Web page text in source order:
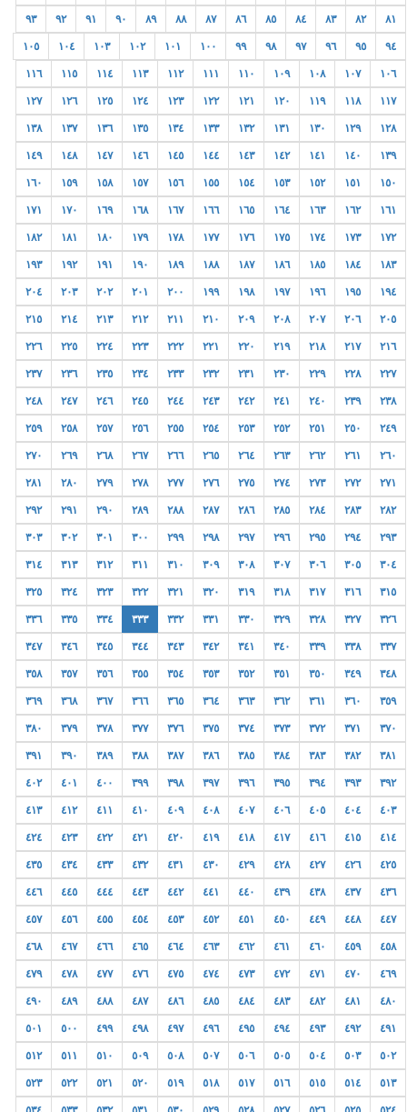
٨١ ٨٢ ٨٣ ٨٤ ٨٥ ٨٦ ٨٧ ٨٨ ٨٩ ٩٠ ٩١ ٩٢ ٩٣
٩٤ ٩٥ ٩٦ ٩٧ ٩٨ ٩٩ ١٠٠ ١٠١ ١٠٢ ١٠٣ ١٠٤ ١٠٥
١٠٦ ١٠٧ ١٠٨ ١٠٩ ١١٠ ١١١ ١١٢ ١١٣ ١١٤ ١١٥ ١١٦
١١٧ ١١٨ ١١٩ ١٢٠ ١٢١ ١٢٢ ١٢٣ ١٢٤ ١٢٥ ١٢٦ ١٢٧
١٢٨ ١٢٩ ١٣٠ ١٣١ ١٣٢ ١٣٣ ١٣٤ ١٣٥ ١٣٦ ١٣٧ ١٣٨
١٣٩ ١٤٠ ١٤١ ١٤٢ ١٤٣ ١٤٤ ١٤٥ ١٤٦ ١٤٧ ١٤٨ ١٤٩
١٥٠ ١٥١ ١٥٢ ١٥٣ ١٥٤ ١٥٥ ١٥٦ ١٥٧ ١٥٨ ١٥٩ ١٦٠
١٦١ ١٦٢ ١٦٣ ١٦٤ ١٦٥ ١٦٦ ١٦٧ ١٦٨ ١٦٩ ١٧٠ ١٧١
١٧٢ ١٧٣ ١٧٤ ١٧٥ ١٧٦ ١٧٧ ١٧٨ ١٧٩ ١٨٠ ١٨١ ١٨٢
١٨٣ ١٨٤ ١٨٥ ١٨٦ ١٨٧ ١٨٨ ١٨٩ ١٩٠ ١٩١ ١٩٢ ١٩٣
١٩٤ ١٩٥ ١٩٦ ١٩٧ ١٩٨ ١٩٩ ٢٠٠ ٢٠١ ٢٠٢ ٢٠٣ ٢٠٤
٢٠٥ ٢٠٦ ٢٠٧ ٢٠٨ ٢٠٩ ٢١٠ ٢١١ ٢١٢ ٢١٣ ٢١٤ ٢١٥
٢١٦ ٢١٧ ٢١٨ ٢١٩ ٢٢٠ ٢٢١ ٢٢٢ ٢٢٣ ٢٢٤ ٢٢٥ ٢٢٦
٢٢٧ ٢٢٨ ٢٢٩ ٢٣٠ ٢٣١ ٢٣٢ ٢٣٣ ٢٣٤ ٢٣٥ ٢٣٦ ٢٣٧
٢٣٨ ٢٣٩ ٢٤٠ ٢٤١ ٢٤٢ ٢٤٣ ٢٤٤ ٢٤٥ ٢٤٦ ٢٤٧ ٢٤٨
٢٤٩ ٢٥٠ ٢٥١ ٢٥٢ ٢٥٣ ٢٥٤ ٢٥٥ ٢٥٦ ٢٥٧ ٢٥٨ ٢٥٩
٢٦٠ ٢٦١ ٢٦٢ ٢٦٣ ٢٦٤ ٢٦٥ ٢٦٦ ٢٦٧ ٢٦٨ ٢٦٩ ٢٧٠
٢٧١ ٢٧٢ ٢٧٣ ٢٧٤ ٢٧٥ ٢٧٦ ٢٧٧ ٢٧٨ ٢٧٩ ٢٨٠ ٢٨١
٢٨٢ ٢٨٣ ٢٨٤ ٢٨٥ ٢٨٦ ٢٨٧ ٢٨٨ ٢٨٩ ٢٩٠ ٢٩١ ٢٩٢
٢٩٣ ٢٩٤ ٢٩٥ ٢٩٦ ٢٩٧ ٢٩٨ ٢٩٩ ٣٠٠ ٣٠١ ٣٠٢ ٣٠٣
٣٠٤ ٣٠٥ ٣٠٦ ٣٠٧ ٣٠٨ ٣٠٩ ٣١٠ ٣١١ ٣١٢ ٣١٣ ٣١٤
٣١٥ ٣١٦ ٣١٧ ٣١٨ ٣١٩ ٣٢٠ ٣٢١ ٣٢٢ ٣٢٣ ٣٢٤ ٣٢٥
٣٢٦ ٣٢٧ ٣٢٨ ٣٢٩ ٣٣٠ ٣٣١ ٣٣٢ ٣٣٣ ٣٣٤ ٣٣٥ ٣٣٦
٣٣٧ ٣٣٨ ٣٣٩ ٣٤٠ ٣٤١ ٣٤٢ ٣٤٣ ٣٤٤ ٣٤٥ ٣٤٦ ٣٤٧
٣٤٨ ٣٤٩ ٣٥٠ ٣٥١ ٣٥٢ ٣٥٣ ٣٥٤ ٣٥٥ ٣٥٦ ٣٥٧ ٣٥٨
٣٥٩ ٣٦٠ ٣٦١ ٣٦٢ ٣٦٣ ٣٦٤ ٣٦٥ ٣٦٦ ٣٦٧ ٣٦٨ ٣٦٩
٣٧٠ ٣٧١ ٣٧٢ ٣٧٣ ٣٧٤ ٣٧٥ ٣٧٦ ٣٧٧ ٣٧٨ ٣٧٩ ٣٨٠
٣٨١ ٣٨٢ ٣٨٣ ٣٨٤ ٣٨٥ ٣٨٦ ٣٨٧ ٣٨٨ ٣٨٩ ٣٩٠ ٣٩١
٣٩٢ ٣٩٣ ٣٩٤ ٣٩٥ ٣٩٦ ٣٩٧ ٣٩٨ ٣٩٩ ٤٠٠ ٤٠١ ٤٠٢
٤٠٣ ٤٠٤ ٤٠٥ ٤٠٦ ٤٠٧ ٤٠٨ ٤٠٩ ٤١٠ ٤١١ ٤١٢ ٤١٣
٤١٤ ٤١٥ ٤١٦ ٤١٧ ٤١٨ ٤١٩ ٤٢٠ ٤٢١ ٤٢٢ ٤٢٣ ٤٢٤
٤٢٥ ٤٢٦ ٤٢٧ ٤٢٨ ٤٢٩ ٤٣٠ ٤٣١ ٤٣٢ ٤٣٣ ٤٣٤ ٤٣٥
٤٣٦ ٤٣٧ ٤٣٨ ٤٣٩ ٤٤٠ ٤٤١ ٤٤٢ ٤٤٣ ٤٤٤ ٤٤٥ ٤٤٦
٤٤٧ ٤٤٨ ٤٤٩ ٤٥٠ ٤٥١ ٤٥٢ ٤٥٣ ٤٥٤ ٤٥٥ ٤٥٦ ٤٥٧
٤٥٨ ٤٥٩ ٤٦٠ ٤٦١ ٤٦٢ ٤٦٣ ٤٦٤ ٤٦٥ ٤٦٦ ٤٦٧ ٤٦٨
٤٦٩ ٤٧٠ ٤٧١ ٤٧٢ ٤٧٣ ٤٧٤ ٤٧٥ ٤٧٦ ٤٧٧ ٤٧٨ ٤٧٩
٤٨٠ ٤٨١ ٤٨٢ ٤٨٣ ٤٨٤ ٤٨٥ ٤٨٦ ٤٨٧ ٤٨٨ ٤٨٩ ٤٩٠
٤٩١ ٤٩٢ ٤٩٣ ٤٩٤ ٤٩٥ ٤٩٦ ٤٩٧ ٤٩٨ ٤٩٩ ٥٠٠ ٥٠١
٥٠٢ ٥٠٣ ٥٠٤ ٥٠٥ ٥٠٦ ٥٠٧ ٥٠٨ ٥٠٩ ٥١٠ ٥١١ ٥١٢
٥١٣ ٥١٤ ٥١٥ ٥١٦ ٥١٧ ٥١٨ ٥١٩ ٥٢٠ ٥٢١ ٥٢٢ ٥٢٣